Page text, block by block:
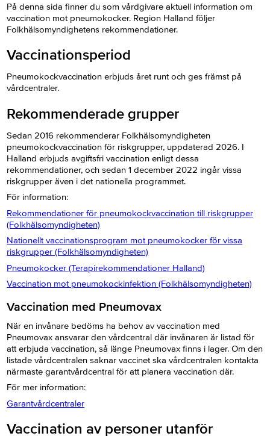
På denna sida finner du som vårdgivare aktuell information om
vaccination mot pneumokocker. Region Halland följer
Folkhälsomyndighetens rekommendationer.
Vaccinationsperiod
Pneumokockvaccination erbjuds året runt och ges främst på
vårdcentraler.
Rekommenderade grupper
Sedan 2016 rekommenderar Folkhälsomyndigheten
pneumokockvaccination för riskgrupper, uppdaterad 2026. I
Halland erbjuds avgiftsfri vaccination enligt dessa
rekommendationer, och sedan 1 december 2022 ingår vissa
riskgrupper även i det nationella programmet.
För information:
Rekommendationer för pneumokockvaccination till riskgrupper
(Folkhälsomyndigheten)
Nationellt vaccinationsprogram mot pneumokocker för vissa
riskgrupper (Folkhälsomyndigheten)
Pneumokocker (Terapirekommendationer Halland)
Vaccination mot pneumokockinfektion (Folkhälsomyndigheten)
Vaccination med Pneumovax
När en invånare bedöms ha behov av vaccination med
Pneumovax ansvarar den vårdcentral där invånaren är listad för
att erbjuda vaccination, så länge Pneumovax finns i lager. Om den
listade vårdcentralen saknar vaccinet ska vårdcentralen kontakta
närmaste garantvårdcentral för att planera vaccination där.
För mer information:
Garantvårdcentraler
Vaccination av personer utanför